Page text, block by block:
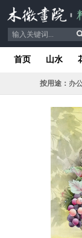
首页 山水
按用途： 办